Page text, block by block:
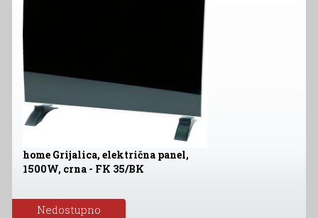
home Grijalica, električna panel,
1500W, crna - FK 35/BK
Nedostupno